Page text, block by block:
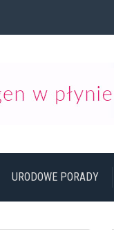
URODOWE PORADY